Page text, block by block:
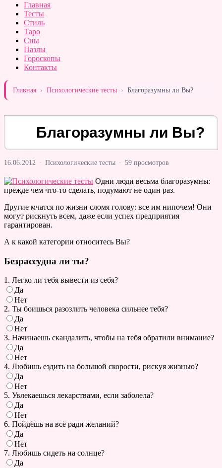
Главная
Тесты
Стиль
Таро
Сны
Пазлы
Гороскопы
Контакты
Главная › Психологические тесты › Благоразумны ли Вы?
Благоразумны ли Вы?
16.06.2012 · Психологические тесты · 59 просмотров
Одни люди весьма благоразумны:
прежде чем что-то сделать, подумают не один раз.
Другие мчатся по жизни сломя голову: все им нипочем! Они
могут рискнуть всем, даже если успех предприятия
гарантирован.
А к какой категории относитесь Вы?
Безрассудна ли ты?
1. Легко ли тебя вывести из себя?
Да
Нет
2. Ты боишься разозлить человека сильнее тебя?
Да
Нет
3. Начинаешь скандалить, чтобы на тебя обратили внимание?
Да
Нет
4. Любишь ездить на большой скорости, рискуя жизнью?
Да
Нет
5. Увлекаешься лекарствами, если заболела?
Да
Нет
6. Пойдёшь на всё ради желаний?
Да
Нет
7. Любишь сидеть на солнце?
Да